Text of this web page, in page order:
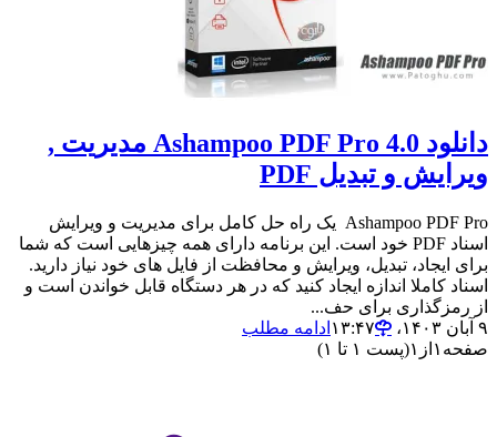
دانلود Ashampoo PDF Pro 4.0 مدیریت ,
ویرایش و تبدیل PDF
Ashampoo PDF Pro یک راه حل کامل برای مدیریت و ویرایش
اسناد PDF خود است. این برنامه دارای همه چیزهایی است که شما
برای ایجاد، تبدیل، ویرایش و محافظت از فایل های خود نیاز دارید.
اسناد کاملا اندازه ایجاد کنید که در هر دستگاه قابل خواندن است و
از رمزگذاری برای حف...
۹ آبان ۱۴۰۳،‏ ۱۳:۴۷
ادامه مطلب
صفحه ۱ از ۱(پست ۱ تا ۱)